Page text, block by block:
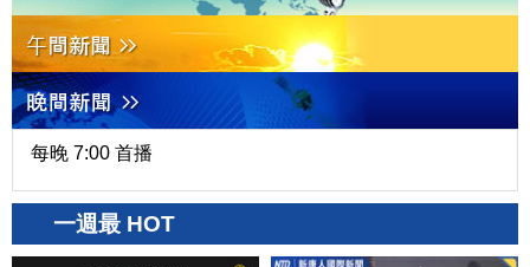
每晚 7:00 首播
一週最 HOT